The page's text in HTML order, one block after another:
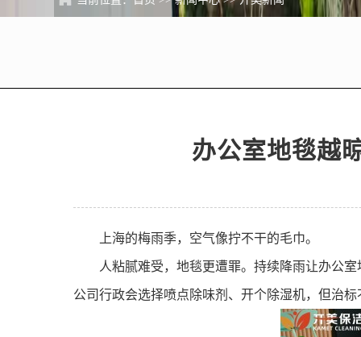
办公室地毯越
上海的梅雨季，空气像拧不干的毛巾。
人粘腻难受，地毯更遭罪。持续降雨让办公
公司行政会选择喷点除味剂、开个除湿机，但治标